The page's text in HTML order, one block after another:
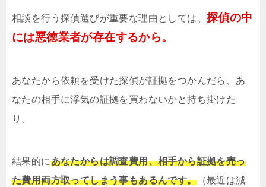
相談を行う探偵選びが重要な理由としては、 探偵の中
には悪徳業者が存在するから。
あなたから依頼を受けた探偵が証拠をつかんだら、あ
なたの相手に浮気の証拠を買わないかと持ち掛けた
り。
結果的にあなたからは調査費用、相手から証拠を売っ
た費用両方取ってしまう事もあるんです。（最近は減